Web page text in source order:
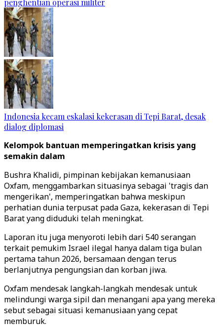
penghentian operasi militer
Indonesia kecam eskalasi kekerasan di Tepi Barat, desak
dialog diplomasi
Kelompok bantuan memperingatkan krisis yang
semakin dalam
Bushra Khalidi, pimpinan kebijakan kemanusiaan
Oxfam, menggambarkan situasinya sebagai 'tragis dan
mengerikan', memperingatkan bahwa meskipun
perhatian dunia terpusat pada Gaza, kekerasan di Tepi
Barat yang diduduki telah meningkat.
Laporan itu juga menyoroti lebih dari 540 serangan
terkait pemukim Israel ilegal hanya dalam tiga bulan
pertama tahun 2026, bersamaan dengan terus
berlanjutnya pengungsian dan korban jiwa.
Oxfam mendesak langkah-langkah mendesak untuk
melindungi warga sipil dan menangani apa yang mereka
sebut sebagai situasi kemanusiaan yang cepat
memburuk.